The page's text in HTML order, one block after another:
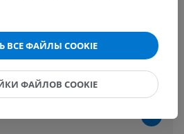
иерархия
ВСЕ ФАЙЛЫ COOKIE
ФАЙЛОВ COOKIE